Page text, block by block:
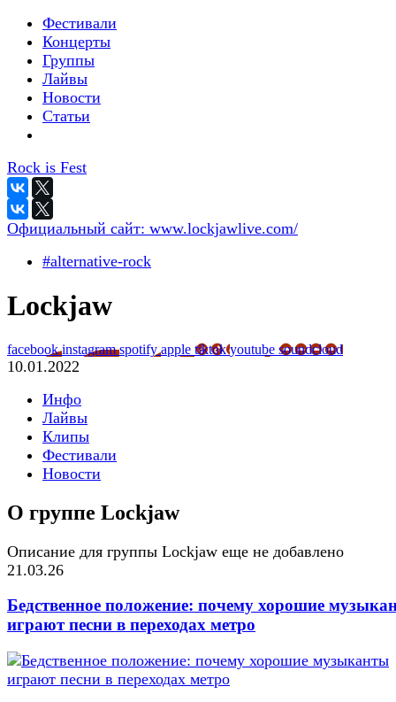
Фестивали
Концерты
Группы
Лайвы
Новости
Статьи
Rock is Fest
Официальный сайт: www.lockjawlive.com/
#alternative-rock
Lockjaw
facebookinstagramspotifyapple tiktokyoutube soundcloud
10.01.2022
Инфо
Лайвы
Клипы
Фестивали
Новости
О группе Lockjaw
Описание для группы Lockjaw еще не добавлено
21.03.26
Бедственное положение: почему хорошие
играют песни в переходах метро